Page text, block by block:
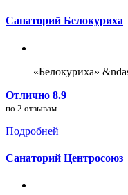
Санаторий Белокуриха
«Белокуриха»
Отлично 8.9
по 2 отзывам
Подробней
Санаторий Центросоюз